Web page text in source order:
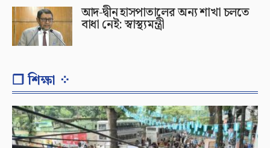
আদ-দ্বীন হাসপাতালের অন্য শাখা চলতে
বাধা নেই: স্বাস্থ্যমন্ত্রী
❐ শিক্ষা ⁘